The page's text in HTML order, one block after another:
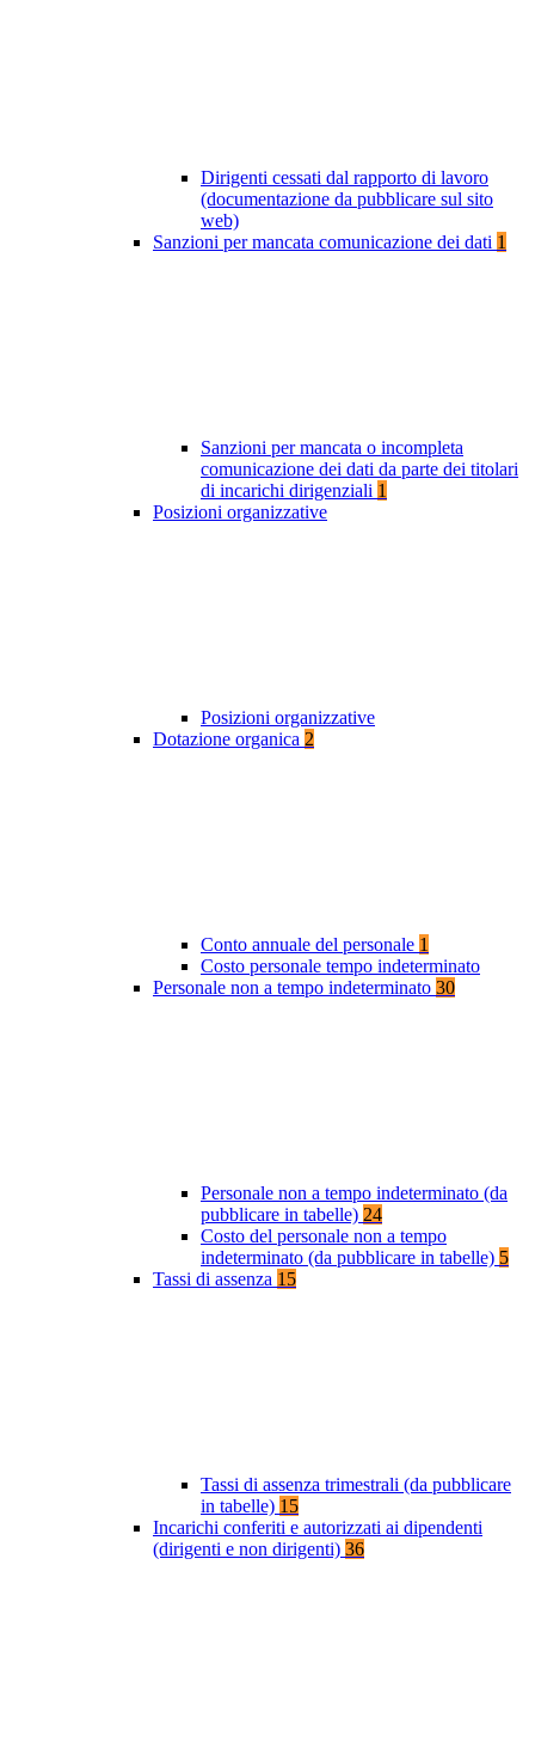
Dirigenti cessati dal rapporto di lavoro
(documentazione da pubblicare sul sito
web)
Sanzioni per mancata comunicazione dei dati 1
Sanzioni per mancata o incompleta
comunicazione dei dati da parte dei titolari
di incarichi dirigenziali 1
Posizioni organizzative
Posizioni organizzative
Dotazione organica 2
Conto annuale del personale 1
Costo personale tempo indeterminato
Personale non a tempo indeterminato 30
Personale non a tempo indeterminato (da
pubblicare in tabelle) 24
Costo del personale non a tempo
indeterminato (da pubblicare in tabelle) 5
Tassi di assenza 15
Tassi di assenza trimestrali (da pubblicare
in tabelle) 15
Incarichi conferiti e autorizzati ai dipendenti
(dirigenti e non dirigenti) 36